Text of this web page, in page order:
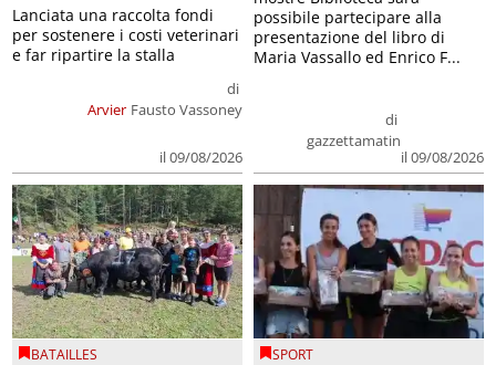
Arvier
di
Fausto Vassoney
il 09/08/2026
Lanciata una raccolta fondi
per sostenere i costi veterinari
e far ripartire la stalla
di
gazzettamatin
il 09/08/2026
possibile partecipare alla
presentazione del libro di
Maria Vassallo ed Enrico F...
BATAILLES SPORT